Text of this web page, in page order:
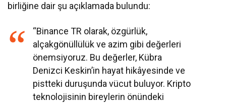
birliğine dair şu açıklamada bulundu:
“Binance TR olarak, özgürlük,
alçakgönüllülük ve azim gibi değerleri
önemsiyoruz. Bu değerler, Kübra
Denizci Keskin’in hayat hikâyesinde ve
pistteki duruşunda vücut buluyor. Kripto
teknolojisinin bireylerin önündeki